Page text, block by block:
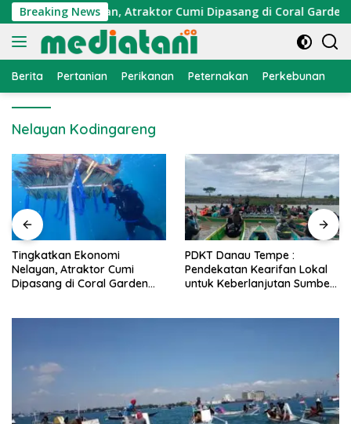
Langsung
ke
konten
Breaking News
Nelayan, Atraktor Cumi Dipasang di Coral Garden
Berita Pertanian Perikanan Peternakan Perkebunan
Nelayan Kodingareng
PDKT Danau Tempe :
Pendekatan Kearifan Lokal
untuk Keberlanjutan Sumber
Cara Mengatasi Penyakit
PMK pada Sapi Perah
Alami dan Medis